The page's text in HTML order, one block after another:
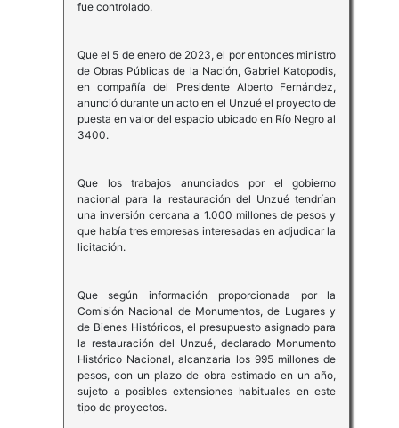
fue controlado.
Que el 5 de enero de 2023, el por entonces ministro
de Obras Públicas de la Nación, Gabriel Katopodis,
en compañía del Presidente Alberto Fernández,
anunció durante un acto en el Unzué el proyecto de
puesta en valor del espacio ubicado en Río Negro al
3400.
Que los trabajos anunciados por el gobierno
nacional para la restauración del Unzué tendrían
una inversión cercana a 1.000 millones de pesos y
que había tres empresas interesadas en adjudicar la
licitación.
Que según información proporcionada por la
Comisión Nacional de Monumentos, de Lugares y
de Bienes Históricos, el presupuesto asignado para
la restauración del Unzué, declarado Monumento
Histórico Nacional, alcanzaría los 995 millones de
pesos, con un plazo de obra estimado en un año,
sujeto a posibles extensiones habituales en este
tipo de proyectos.